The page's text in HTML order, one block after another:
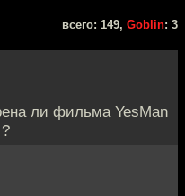
всего: 149, Goblin: 3
ли фильма YesMan